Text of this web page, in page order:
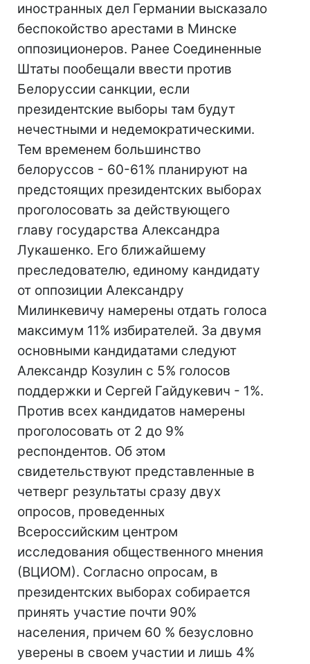
иностранных дел Германии высказало
беспокойство арестами в Минске
оппозиционеров. Ранее Соединенные
Штаты пообещали ввести против
Белоруссии санкции, если
президентские выборы там будут
нечестными и недемократическими.
Тем временем большинство
белоруссов - 60-61% планируют на
предстоящих президентских выборах
проголосовать за действующего
главу государства Александра
Лукашенко. Его ближайшему
преследователю, единому кандидату
от оппозиции Александру
Милинкевичу намерены отдать голоса
максимум 11% избирателей. За двумя
основными кандидатами следуют
Александр Козулин с 5% голосов
поддержки и Сергей Гайдукевич - 1%.
Против всех кандидатов намерены
проголосовать от 2 до 9%
респондентов. Об этом
свидетельствуют представленные в
четверг результаты сразу двух
опросов, проведенных
Всероссийским центром
исследования общественного мнения
(ВЦИОМ). Согласно опросам, в
президентских выборах собирается
принять участие почти 90%
населения, причем 60 % безусловно
уверены в своем участии и лишь 4%